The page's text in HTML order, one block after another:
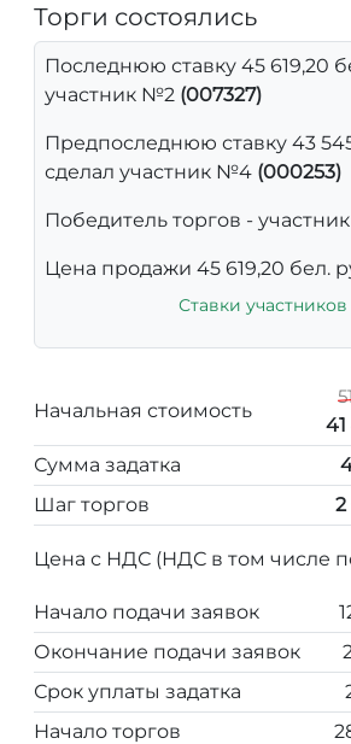
Торги состоялись
Последнюю ставку 45 619,20
участник №2 (007327)
Предпоследнюю ставку 43
сделал участник №4 (000253)
Победитель торгов -
Цена продажи 45 619,20 бел.
Ставки участников
Начальная стоимость
Сумма задатка
Шаг торгов
2
Цена с НДС (НДС в том числе
Начало подачи заявок
Окончание подачи заявок
Срок уплаты задатка
Начало торгов